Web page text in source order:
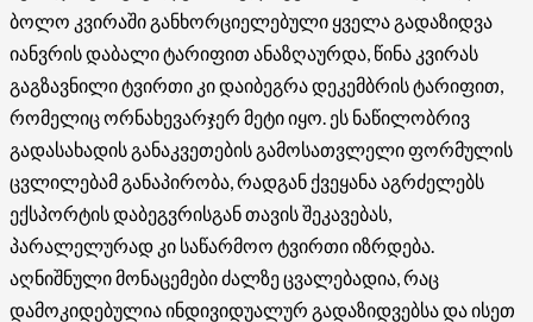
ბოლო კვირაში განხორციელებული ყველა გადაზიდვა
იანვრის დაბალი ტარიფით ანაზღაურდა, წინა კვირას
გაგზავნილი ტვირთი კი დაიბეგრა დეკემბრის ტარიფით,
რომელიც ორნახევარჯერ მეტი იყო. ეს ნაწილობრივ
გადასახადის განაკვეთების გამოსათვლელი ფორმულის
ცვლილებამ განაპირობა, რადგან ქვეყანა აგრძელებს
ექსპორტის დაბეგვრისგან თავის შეკავებას,
პარალელურად კი საწარმოო ტვირთი იზრდება.
აღნიშნული მონაცემები ძალზე ცვალებადია, რაც
დამოკიდებულია ინდივიდუალურ გადაზიდვებსა და ისეთ